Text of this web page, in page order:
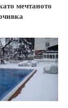
мечтаното